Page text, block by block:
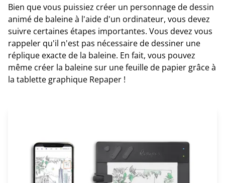
Bien que vous puissiez créer un personnage de dessin
animé de baleine à l'aide d'un ordinateur, vous devez
suivre certaines étapes importantes. Vous devez vous
rappeler qu'il n'est pas nécessaire de dessiner une
réplique exacte de la baleine. En fait, vous pouvez
même créer la baleine sur une feuille de papier grâce à
la tablette graphique Repaper !